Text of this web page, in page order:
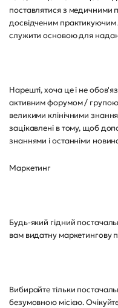
поставлятися з медичними
досвідченим практикуючим
служити основою для
Нарешті, хоча це і не
активним форумом / групою
великими клінічними
зацікавлені в тому, щоб
знаннями і останніми
Маркетинг
Будь-який гідний
вам видатну маркетингову
Вибирайте тільки
безумовною місією.